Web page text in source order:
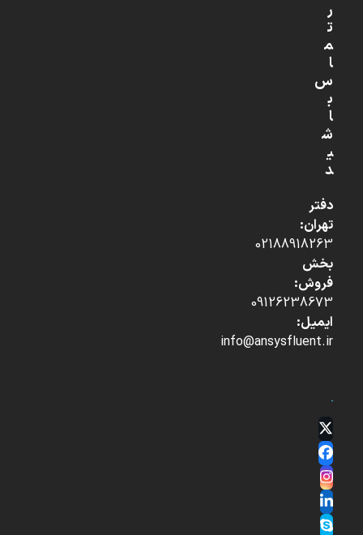
ر
ت
م
ا
س
ب
ا
ش
ی
د
دفتر
تهران:
02188918263
بخش
فروش:
09126238673
ایمیل:
info@ansysfluent.ir
Twitter
(deprecated)
Facebook
Instagram
LinkedIn